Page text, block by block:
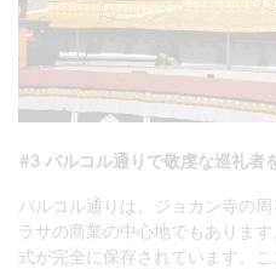
#3 バルコル通りで敬虔な巡礼者
バルコル通りは、ジョカン寺の
ラサの商業の中心地でもありま
式が完全に保存されています。